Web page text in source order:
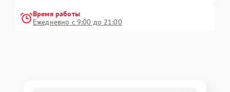
Время работы
Ежедневно с 9:00 до 21:00